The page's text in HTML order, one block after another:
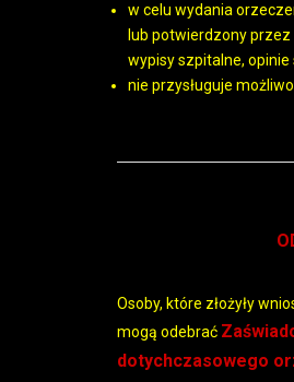
w celu wydania
lub potwierdzony
wypisy szpitalne,
nie przysługuje
Osoby, które złożyły
mogą odebrać
dotychczasowego